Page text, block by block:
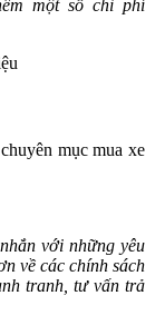
một số chi phí
mục mua xe
với những yêu
về các chính sách
tranh, tư vấn trả